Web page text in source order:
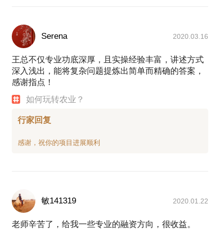
Serena 2020.03.16
王总不仅专业功底深厚，且实操经验丰富，讲述方式
深入浅出，能将复杂问题提炼出简单而精确的答案，
感谢指点！
如何玩转农业？
行家回复
敏141319 2020.01.22
老师辛苦了，给我一些专业的融资方向，很收益。